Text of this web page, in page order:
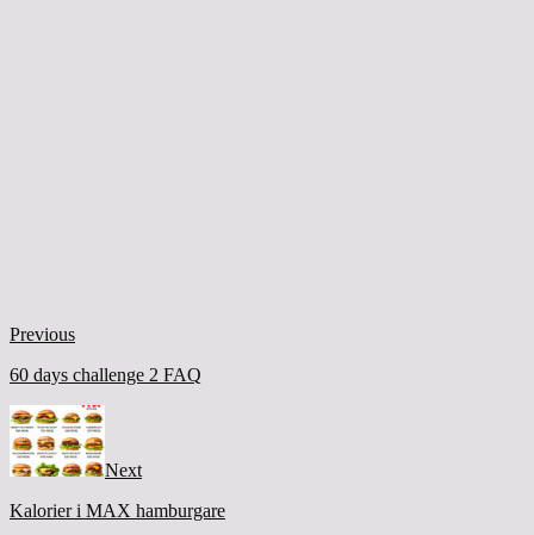
Previous
60 days challenge 2 FAQ
Next
Kalorier i MAX hamburgare